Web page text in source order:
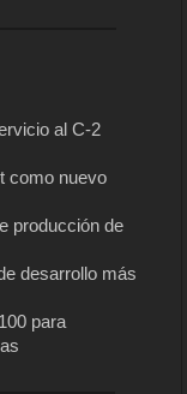
al C-2
como nuevo
producción de
desarrollo más
para